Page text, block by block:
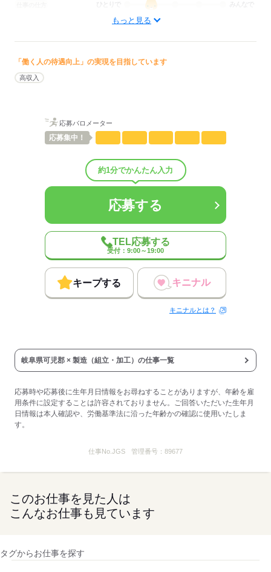
みんなで
自動車部品の組付け
業界メーカー関連
応募する
もっと見る
「働く人の待遇向上」の実現を目指しています
高収入
応募バロメーター
応募集中！
約1分でかんたん入力
応募する
TEL応募する
受付：9:00～19:00
キープする キニナル
キニナルとは？
岐阜県可児郡 × 製造（組立・加工）の仕事一覧
応募時や応募後に生年月日情報をお尋ねすることがありますが、年齢を雇
用条件に設定することは許容されておりません。ご回答いただいた生年月
日情報は本人確認や、労働基準法に沿った年齢かの確認に使用いたしま
す。
仕事No.JGS 管理番号： 89677
このお仕事を見た人は
こんなお仕事も見ています
タグからお仕事を探す